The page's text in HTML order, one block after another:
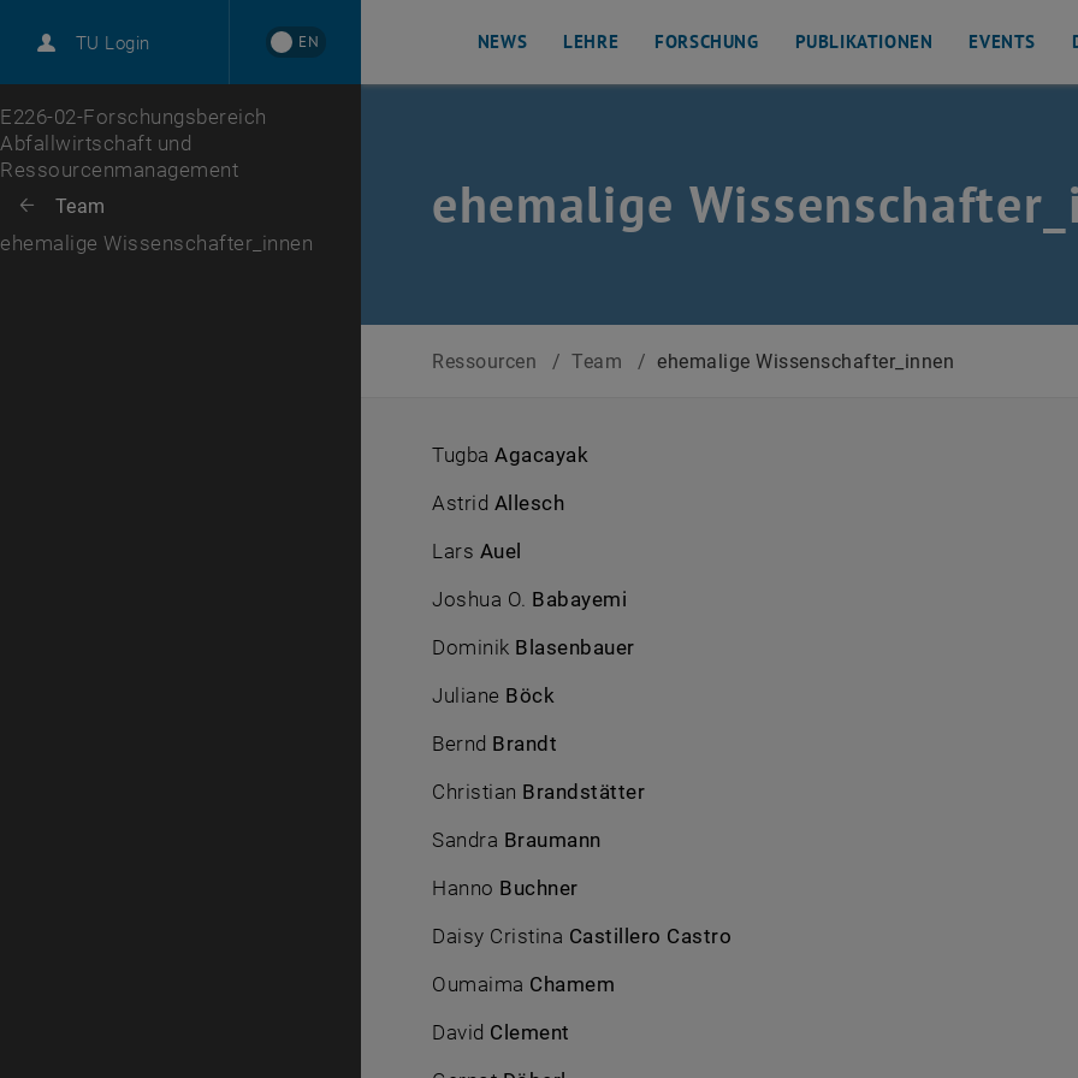
TU Login EN
Zur 1. Menü Ebene
E226-02-Forschungsbereich
Abfallwirtschaft und
Ressourcenmanagement
Zurück: Subseiten von Team auflisten
Zurück zur letzten Ebene:
Team
ehemalige Wissenschafter_innen
NEWS LEHRE FORSCHUNG PUBLIKATIONEN EVENTS
ehemalige
Ressourcen / Team / ehemalige Wissenschafter_innen
TugbaAgacayak
Astrid Allesch
Lars Auel
Joshua O. Babayemi
Dominik Blasenbauer
Juliane Böck
Bernd Brandt
Christian Brandstätter
Sandra Braumann
Hanno Buchner
Daisy Cristina Castillero Castro
Oumaima Chamem
David Clement